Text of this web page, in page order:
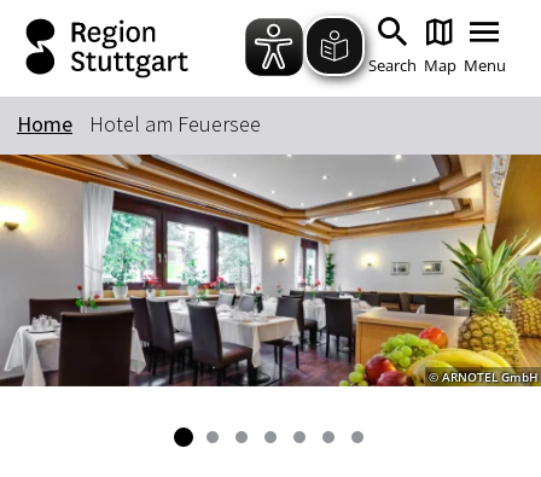
Zum Hauptinhalt springen
Zur Suche springen
Zur Hauptnavigation
Zum Footer springen
Search Map Menu
Keyword
Home Hotel am Feuersee
© ARNOTEL GmbH